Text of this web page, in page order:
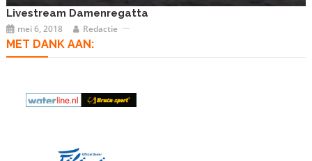
Livestream Damenregatta
mei 6, 2018 Redactie
MET DANK AAN: